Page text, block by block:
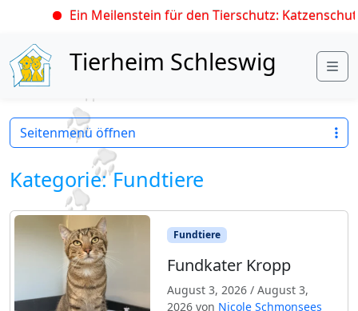
Ein Meilenstein für den Tierschutz:
Skip to content
Tierheim Schleswig
Kategorie:Fundtiere
Fundtiere
Fundkater Kropp
August 3, 2026 / August 3,
2026 von Nicole Schmonsees
Seitenmenü öffnen